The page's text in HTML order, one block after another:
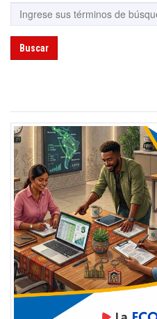
Buscar